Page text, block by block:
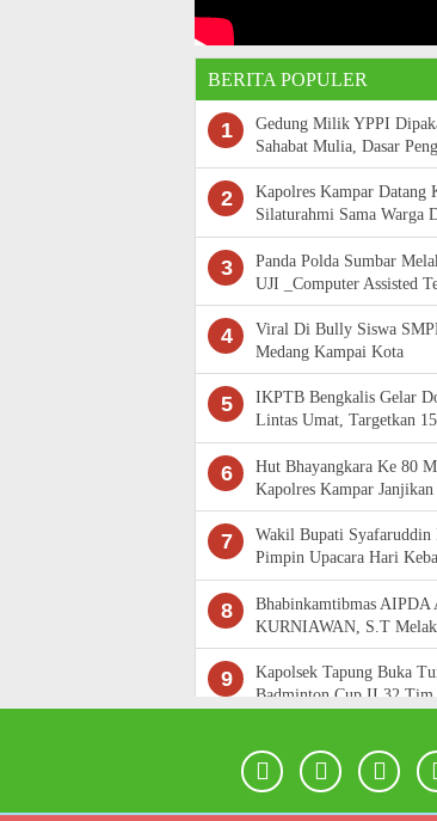
BERITA POPULER
1
Gedung Milik YPPI
Sahabat Mulia, Dasar
Belum Terungkap
2
Kapolres Kampar Datang
Silaturahmi Sama Warga
Satkamling
3
Panda Polda Sumbar
UJI _Computer Assisted
Komputer Penerimaan
4
Viral Di Bully Siswa
Medang Kampai Kota
Dumai.Ternyata Bukan
perkelahian.
5
IKPTB Bengkalis Gelar
Lintas Umat, Targetkan
Darah
6
Hut Bhayangkara Ke 80
Kapolres Kampar
Baru Dengan Komposisi
7
Wakil Bupati Syafaruddin
Pimpin Upacara Hari
Nasional Ke -118 di
8
Bhabinkamtibmas
KURNIAWAN, S.T
Pengecekan Pekarangan
Bergizi
9
Kapolsek Tapung Buka
Badminton Cup II 32 Tim